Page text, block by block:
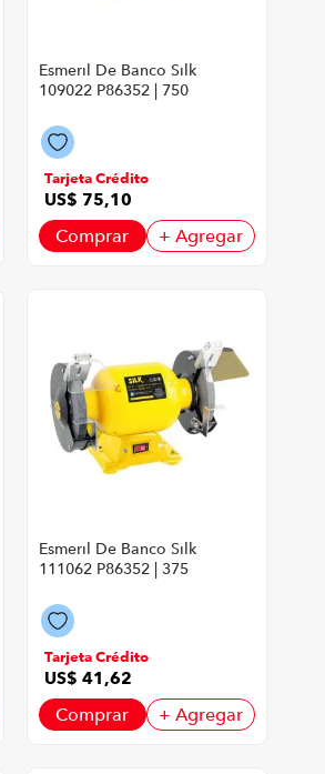
Esmeril De Banco Silk
109022 P86352 | 750
Color Amarillo Con
Negro
Tarjeta Crédito
US$ 75,10
Comprar + Agregar
Esmeril De Banco Silk
111062 P86352 | 375
Color Amarillo Con
Negro
Tarjeta Crédito
US$ 41 ,62
Comprar + Agregar